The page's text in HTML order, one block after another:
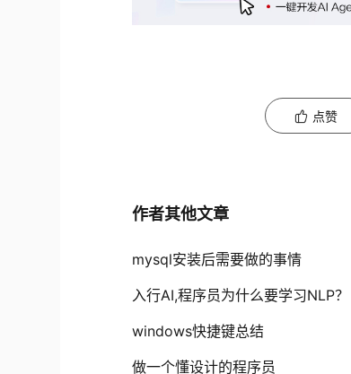
点赞
作者其他文章
mysql安装后需要做的事情
入行AI,程序员为什么要学习NLP？
windows快捷键总结
做一个懂设计的程序员